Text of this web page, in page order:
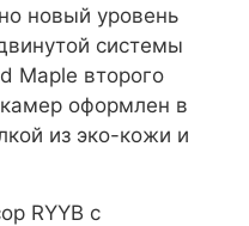
новый уровень
системы
Maple второго
оформлен в
из эко-кожи и
RYYB с